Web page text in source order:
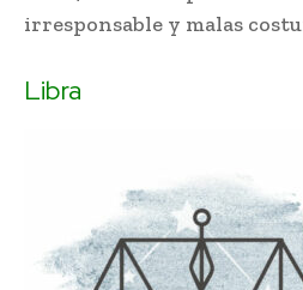
irresponsable y malas
Libra